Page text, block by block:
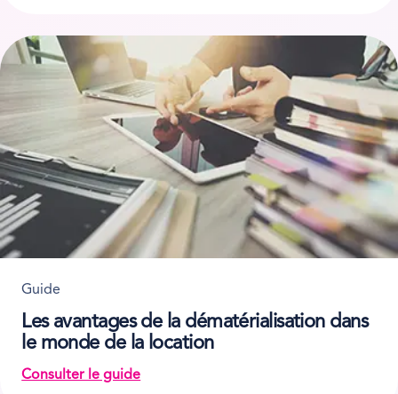
Guide
Les avantages de la dématérialisation dans
le monde de la location
Consulter le guide
on Les avantages de la dématérialisation dans le